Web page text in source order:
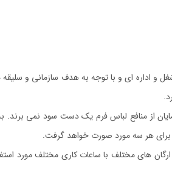
و اداره ای و با توجه به هدف سازمانی و
برای هر سه مورد صورت خواهد گرفت.
مختلف با ساعات کاری مختلف مورد